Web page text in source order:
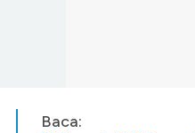
Baca: